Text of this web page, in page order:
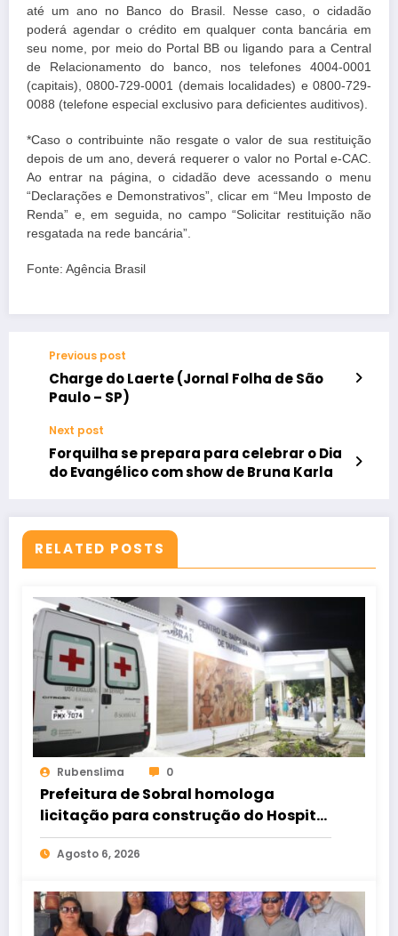
até um ano no Banco do Brasil. Nesse caso, o cidadão
poderá agendar o crédito em qualquer conta bancária em
seu nome, por meio do Portal BB ou ligando para a Central
de Relacionamento do banco, nos telefones 4004-0001
(capitais), 0800-729-0001 (demais localidades) e 0800-729-
0088 (telefone especial exclusivo para deficientes auditivos).
*Caso o contribuinte não resgate o valor de sua restituição
depois de um ano, deverá requerer o valor no Portal e-CAC.
Ao entrar na página, o cidadão deve acessando o menu
“Declarações e Demonstrativos”, clicar em “Meu Imposto de
Renda” e, em seguida, no campo “Solicitar restituição não
resgatada na rede bancária”.
Fonte: Agência Brasil
Previous post
Charge do Laerte (Jornal Folha de São
Paulo – SP)
Next post
Forquilha se prepara para celebrar o Dia
do Evangélico com show de Bruna Karla
RELATED POSTS
Rubenslima 0
Prefeitura de Sobral homologa
licitação para construção do Hospital
de Taperuaba
Agosto 6, 2026